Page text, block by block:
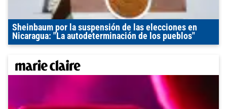
Sheinbaum por la suspensión de las elecciones en
Nicaragua: "La autodeterminación de los pueblos"